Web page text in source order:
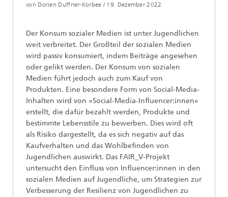
von Dorien Duffner-Korbee / 19. Dezember 2022
Der Konsum sozialer Medien ist unter Jugendlichen
weit verbreitet. Der Großteil der sozialen Medien
wird passiv konsumiert, indem Beiträge angesehen
oder gelikt werden. Der Konsum von sozialen
Medien führt jedoch auch zum Kauf von
Produkten. Eine besondere Form von Social-Media-
Inhalten wird von »Social-Media-Influencer:innen«
erstellt, die dafür bezahlt werden, Produkte und
bestimmte Lebensstile zu bewerben. Dies wird oft
als Risiko dargestellt, da es sich negativ auf das
Kaufverhalten und das Wohlbefinden von
Jugendlichen auswirkt. Das FAIR_V-Projekt
untersucht den Einfluss von Influencer:innen in den
sozialen Medien auf Jugendliche, um Strategien zur
Verbesserung der Resilienz von Jugendlichen zu